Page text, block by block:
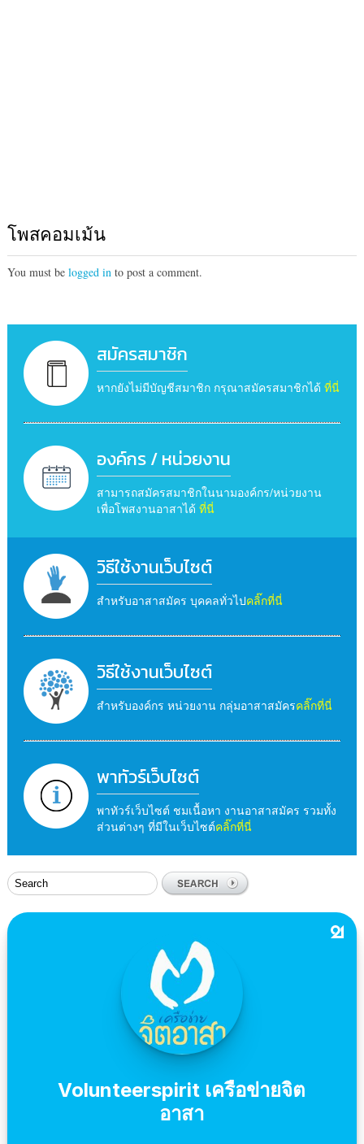
โพสคอมเม้น
You must be logged in to post a comment.
สมัครสมาชิก
หากยังไม่มีบัญชีสมาชิก กรุณาสมัครสมาชิกได้ ที่นี่
องค์กร / หน่วยงาน
สามารถสมัครสมาชิกในนามองค์กร/หน่วยงาน
เพื่อโพสงานอาสาได้ ที่นี่
วิธีใช้งานเว็บไซต์
สำหรับอาสาสมัคร บุคคลทั่วไปคลิ๊กที่นี่
วิธีใช้งานเว็บไซต์
สำหรับองค์กร หน่วยงาน กลุ่มอาสาสมัครคลิ๊กที่นี่
พาทัวร์เว็บไซต์
พาทัวร์เว็บไซต์ ชมเนื้อหา งานอาสาสมัคร รวมทั้ง
ส่วนต่างๆ ที่มีในเว็บไซต์คลิ๊กที่นี่